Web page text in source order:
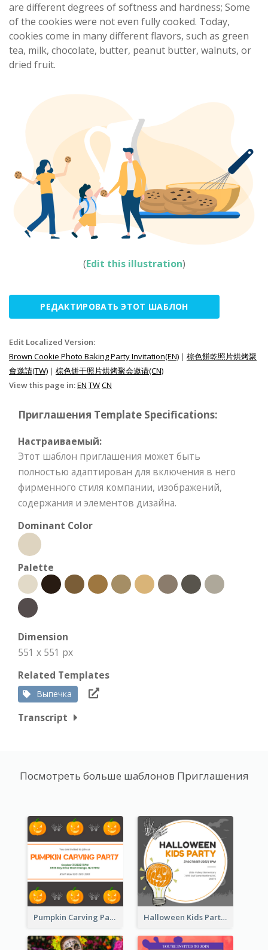
are different degrees of softness and hardness; Some
of the cookies were not even fully cooked. Today,
cookies come in many different flavors, such as green
tea, milk, chocolate, butter, peanut butter, walnuts, or
dried fruit.
(Edit this illustration)
РЕДАКТИРОВАТЬ ЭТОТ ШАБЛОН
Edit Localized Version:
Brown Cookie Photo Baking Party Invitation(EN) | 棕色餅乾照片烘烤聚
會邀請(TW) | 棕色饼干照片烘烤聚会邀请(CN)
View this page in:EN TWCN
Приглашения Template Specifications:
Настраиваемый:
Этот шаблон приглашения может быть
полностью адаптирован для включения в него
фирменного стиля компании, изображений,
содержания и элементов дизайна.
Dominant Color
Palette
Dimension
551 x 551 px
Related Templates
Выпечка
Transcript
Посмотреть больше шаблонов Приглашения
Pumpkin Carving Party Invitation Halloween Kids Party Invitation